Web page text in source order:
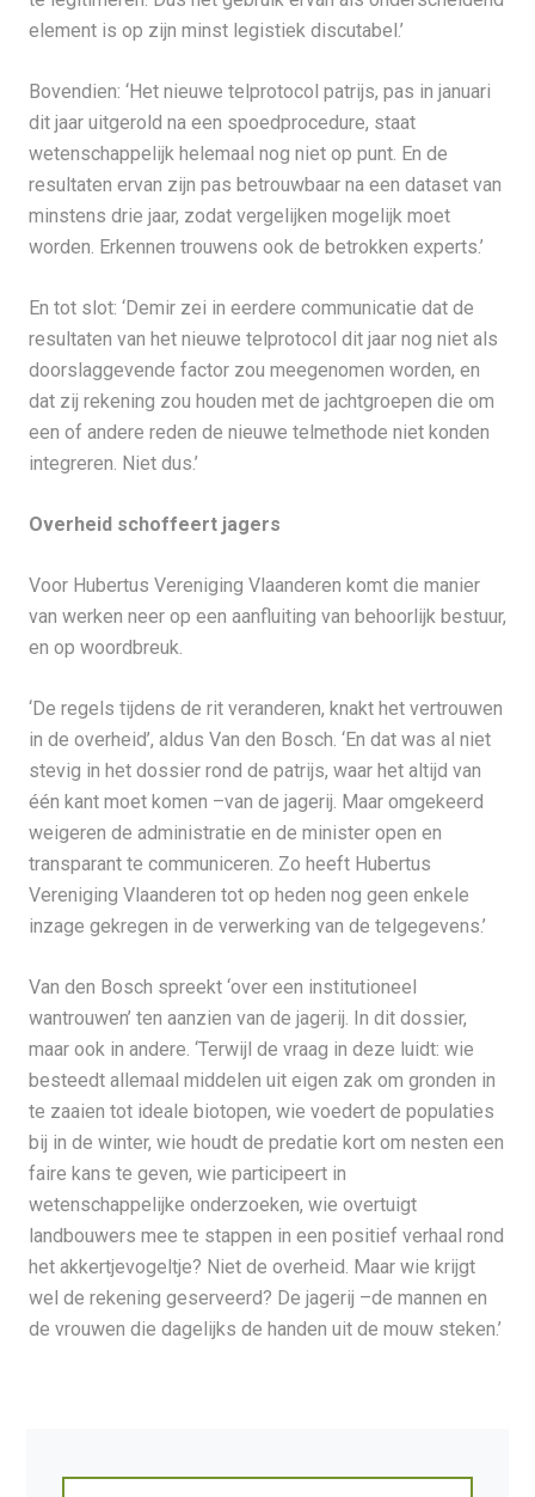
element is op zijn minst legistiek discutabel.’
Bovendien: ‘Het nieuwe telprotocol patrijs, pas in januari
dit jaar uitgerold na een spoedprocedure, staat
wetenschappelijk helemaal nog niet op punt. En de
resultaten ervan zijn pas betrouwbaar na een dataset van
minstens drie jaar, zodat vergelijken mogelijk moet
worden. Erkennen trouwens ook de betrokken experts.’
En tot slot: ‘Demir zei in eerdere communicatie dat de
resultaten van het nieuwe telprotocol dit jaar nog niet als
doorslaggevende factor zou meegenomen worden, en
dat zij rekening zou houden met de jachtgroepen die om
een of andere reden de nieuwe telmethode niet konden
integreren. Niet dus.’
Overheid schoffeert jagers
Voor Hubertus Vereniging Vlaanderen komt die manier
van werken neer op een aanfluiting van behoorlijk bestuur,
en op woordbreuk.
‘De regels tijdens de rit veranderen, knakt het vertrouwen
in de overheid’, aldus Van den Bosch. ‘En dat was al niet
stevig in het dossier rond de patrijs, waar het altijd van
één kant moet komen –van de jagerij. Maar omgekeerd
weigeren de administratie en de minister open en
transparant te communiceren. Zo heeft Hubertus
Vereniging Vlaanderen tot op heden nog geen enkele
inzage gekregen in de verwerking van de telgegevens.’
Van den Bosch spreekt ‘over een institutioneel
wantrouwen’ ten aanzien van de jagerij. In dit dossier,
maar ook in andere. ‘Terwijl de vraag in deze luidt: wie
besteedt allemaal middelen uit eigen zak om gronden in
te zaaien tot ideale biotopen, wie voedert de populaties
bij in de winter, wie houdt de predatie kort om nesten een
faire kans te geven, wie participeert in
wetenschappelijke onderzoeken, wie overtuigt
landbouwers mee te stappen in een positief verhaal rond
het akkertjevogeltje? Niet de overheid. Maar wie krijgt
wel de rekening geserveerd? De jagerij –de mannen en
de vrouwen die dagelijks de handen uit de mouw steken.’